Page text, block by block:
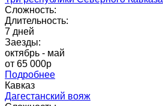
Сложность:
Длительность:
7 дней
Заезды:
октябрь - май
от 65 000p
Подробнее
Кавказ
Дагестанский вояж